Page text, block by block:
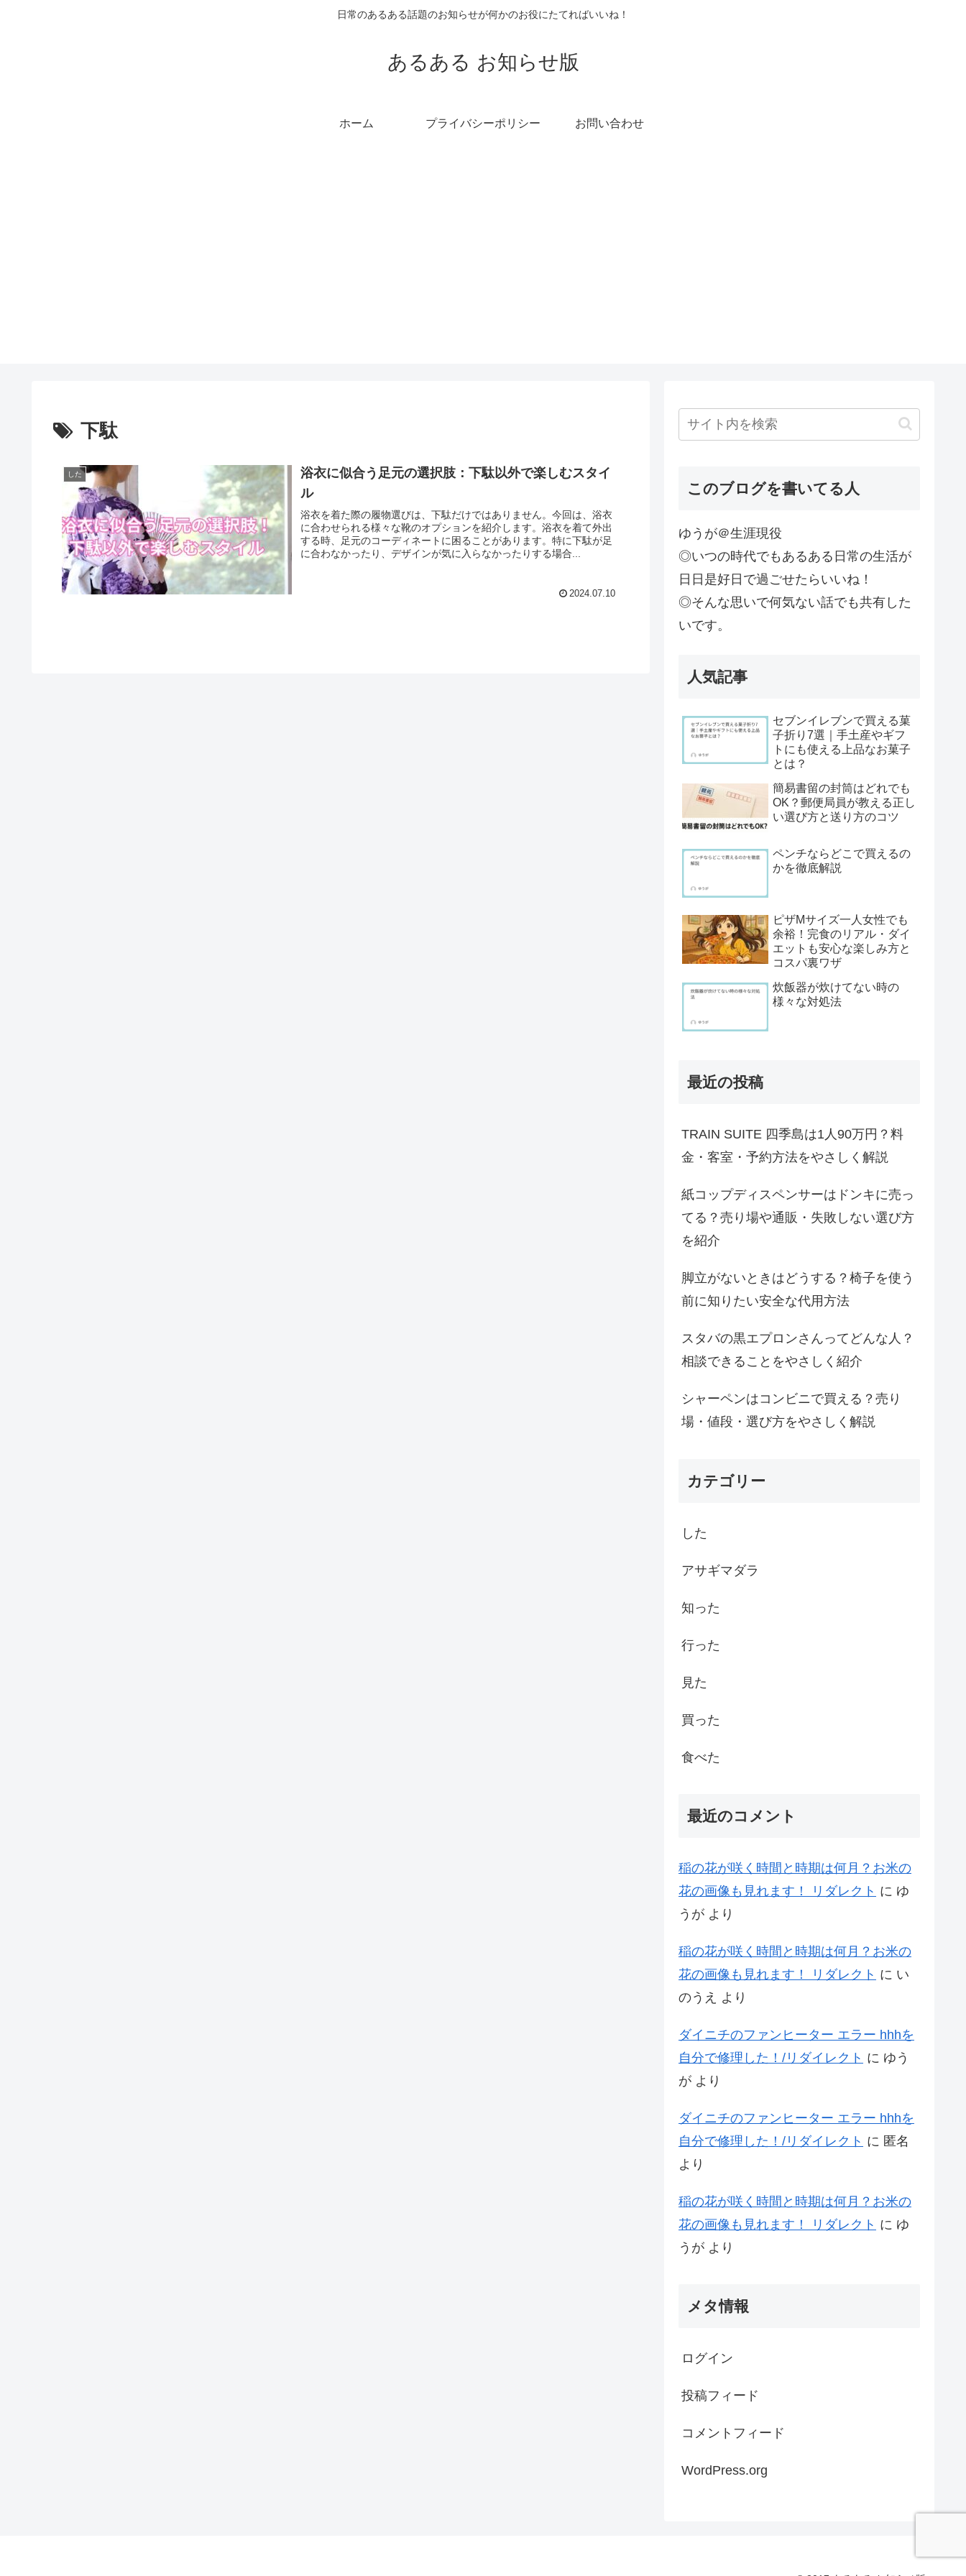
日常のあるある話題のお知らせが何かのお役にたてればいいね！
あるある お知らせ版
ホーム プライバシーポリシー お問い合わせ
下駄
した
浴衣に似合う足元の選択肢：下駄以外で楽しむスタイ
ル
浴衣を着た際の履物選びは、下駄だけではありません。今回は、浴衣
に合わせられる様々な靴のオプションを紹介します。浴衣を着て外出
する時、足元のコーディネートに困ることがあります。特に下駄が足
に合わなかったり、デザインが気に入らなかったりする場合...
2024.07.10
このブログを書いてる人
ゆうが＠生涯現役
◎いつの時代でもあるある日常の生活が
日日是好日で過ごせたらいいね！
◎そんな思いで何気ない話でも共有した
いです。
人気記事
セブンイレブンで買える菓
子折り7選｜手土産やギフ
トにも使える上品なお菓子
とは？
簡易書留の封筒はどれでも
OK？郵便局員が教える正し
い選び方と送り方のコツ
ペンチならどこで買えるの
かを徹底解説
ピザMサイズ一人女性でも
余裕！完食のリアル・ダイ
エットも安心な楽しみ方と
コスパ裏ワザ
炊飯器が炊けてない時の
様々な対処法
最近の投稿
TRAIN SUITE 四季島は1人90万円？料
金・客室・予約方法をやさしく解説
紙コップディスペンサーはドンキに売っ
てる？売り場や通販・失敗しない選び方
を紹介
脚立がないときはどうする？椅子を使う
前に知りたい安全な代用方法
スタバの黒エプロンさんってどんな人？
相談できることをやさしく紹介
シャーペンはコンビニで買える？売り
場・値段・選び方をやさしく解説
カテゴリー
した
アサギマダラ
知った
行った
見た
買った
食べた
最近のコメント
稲の花が咲く時間と時期は何月？お米の
花の画像も見れます！ リダレクト に ゆ
うが より
稲の花が咲く時間と時期は何月？お米の
花の画像も見れます！ リダレクト に い
のうえ
より
ダイニチのファンヒーター エラー hhhを
自分で修理した！/リダイレクト に ゆう
が より
ダイニチのファンヒーター エラー hhhを
自分で修理した！/リダイレクト に 匿名
より
稲の花が咲く時間と時期は何月？お米の
花の画像も見れます！ リダレクト に ゆ
うが より
メタ情報
ログイン
投稿フィード
コメントフィード
WordPress.org